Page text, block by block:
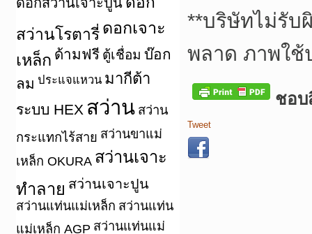
สว่านโรตารี่ ดอกเจาะ
เหล็ก ด้ามฟรี ตู้เชื่อม บ๊อก
ลม ประแจแหวน มากีต้า
ระบบ HEX สว่าน สว่าน
กระแทกไร้สาย สว่านขาแม่
เหล็ก OKURA สว่านเจาะ
ทำลาย สว่านเจาะปูน
สว่านแท่นแม่เหล็ก สว่านแท่น
แม่เหล็ก AGP สว่านแท่นแม่
**บริษัทไม่รับ
พลาด ภาพใ
ชอบ
Tweet